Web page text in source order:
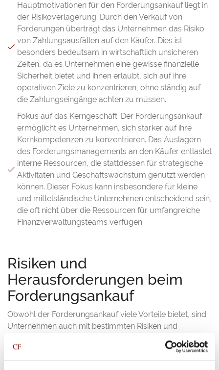
Hauptmotivationen für den Forderungsankauf liegt in
der Risikoverlagerung. Durch den Verkauf von
Forderungen überträgt das Unternehmen das Risiko
von Zahlungsausfällen auf den Käufer. Dies ist
besonders bedeutsam in wirtschaftlich unsicheren
Zeiten, da es Unternehmen eine gewisse finanzielle
Sicherheit bietet und ihnen erlaubt, sich auf ihre
operativen Ziele zu konzentrieren, ohne ständig auf
die Zahlungseingänge achten zu müssen.
Fokus auf das Kerngeschäft: Der Forderungsankauf
ermöglicht es Unternehmen, sich stärker auf ihre
Kernkompetenzen zu konzentrieren. Das Auslagern
des Forderungsmanagements an den Käufer entlastet
interne Ressourcen, die stattdessen für strategische
Aktivitäten und Geschäftswachstum genutzt werden
können. Dieser Fokus kann insbesondere für kleine
und mittelständische Unternehmen entscheidend sein,
die oft nicht über die Ressourcen für umfangreiche
Finanzverwaltungsteams verfügen.
Risiken und
Herausforderungen beim
Forderungsankauf
Obwohl der Forderungsankauf viele Vorteile bietet, sind
Unternehmen auch mit bestimmten Risiken und
Herausforderungen konfrontiert. Es ist entscheidend,
diese Aspekte zu verstehen und angemessen zu